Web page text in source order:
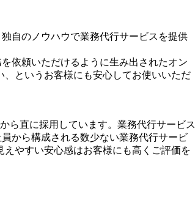
自のノウハウで業務代行サービスを提供
依頼いただけるように生み出されたオン
というお客様にも安心してお使いいただ
ら直に採用しています。業務代行サービス
から構成される数少ない業務代行サービ
やすい安心感はお客様にも高くご評価を